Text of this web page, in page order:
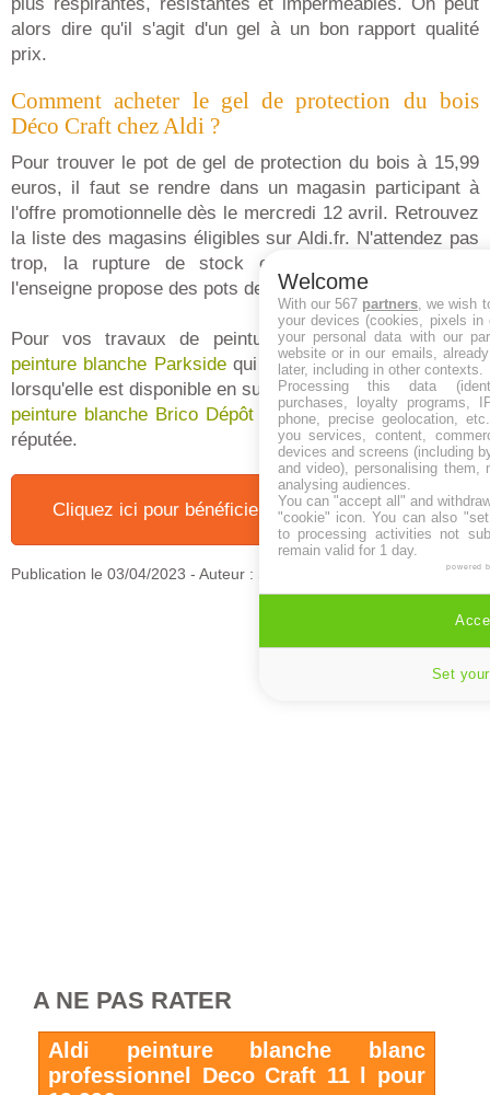
alors dire qu'il s'agit d'un gel à un bon rapport qualité
prix.
Comment acheter le gel de protection du bois
Déco Craft chez Aldi ?
Pour trouver le pot de gel de protection du bois à 15,99
euros, il faut se rendre dans un magasin participant à
l'offre promotionnelle dès le mercredi 12 avril. Retrouvez
la liste des magasins éligibles sur Aldi.fr. N'attendez pas
trop, la rupture de stock est possible. Notez que
l'enseigne propose des pots de peintures en promotion.
Pour vos travaux de peinture, pensez à l'offreLidl
peinture blanche Parksidequi est à un prix exceptionnel
lorsqu'elle est disponible en supermarché. Tout comme la
peinture blanche Brico Dépôt de marque Evaluxqui est
réputée.
Cliquez ici pour bénéficier de "Notre bon plan" !
Publication le 03/04/2023 - Auteur : Sylvain
A NE PAS RATER
Aldi peinture blanche blanc
professionnel Deco Craft 11 l pour
Welcome
With our 567 partners, we wish
your devices (cookies, pixels
your personal data with our
website or in our emails,
later, including in other contexts.
Processing this data
purchases, loyalty programs,
phone, precise geolocation,
you services, content,
devices and screens (including
and video), personalising them,
analysing audiences.
You can "accept all" and
"cookie" icon. You can also
to processing activities not
remain valid for 1 day.
powered
Set